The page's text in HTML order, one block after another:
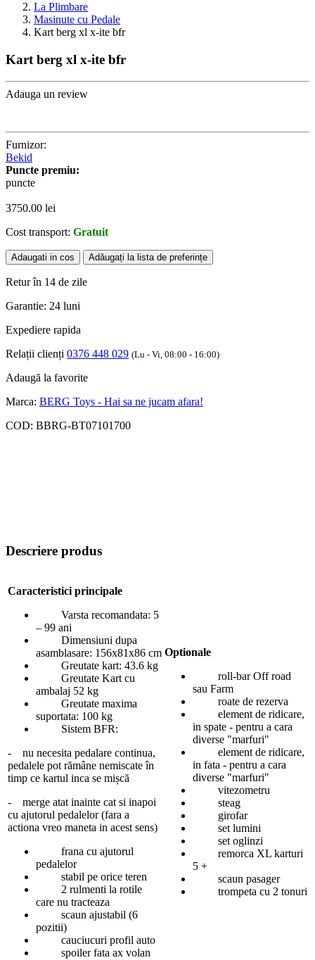
La Plimbare
Masinute cu Pedale
Kart berg xl x-ite bfr
Kart berg xl x-ite bfr
Adauga un review
Furnizor:
Bekid
Puncte premiu:
puncte
3750.00 lei
Cost transport: Gratuit
Adaugati in cos Adăugați la lista de preferințe
Retur în 14 de zile
Garantie: 24 luni
Expediere rapida
Relații clienți 0376 448 029 (Lu - Vi, 08:00 - 16:00)
Adaugă la favorite
Marca: BERG Toys - Hai sa ne jucam afara!
COD: BBRG-BT07101700
Descriere produs
Caracteristici principale
Varsta recomandata: 5
– 99 ani
Dimensiuni dupa
asamblasare: 156x81x86 cm
Greutate kart: 43.6 kg
Greutate Kart cu
ambalaj 52 kg
Greutate maxima
suportata: 100 kg
Sistem BFR:
- nu necesita pedalare continua,
pedalele pot rămâne nemiscate în
timp ce kartul inca se mișcă
- merge atat inainte cat si inapoi
cu ajutorul pedalelor (fara a
actiona vreo maneta in acest sens)
frana cu ajutorul
pedalelor
stabil pe orice teren
2 rulmenti la rotile
care nu tracteaza
scaun ajustabil (6
pozitii)
cauciucuri profil auto
spoiler fata ax volan
Optionale
roll-bar Off road
sau Farm
roate de rezerva
element de ridicare,
in spate - pentru a cara
diverse "marfuri"
element de ridicare,
in fata - pentru a cara
diverse "marfuri"
vitezometru
steag
girofar
set lumini
set oglinzi
remorca XL karturi
5 +
scaun pasager
trompeta cu 2 tonuri